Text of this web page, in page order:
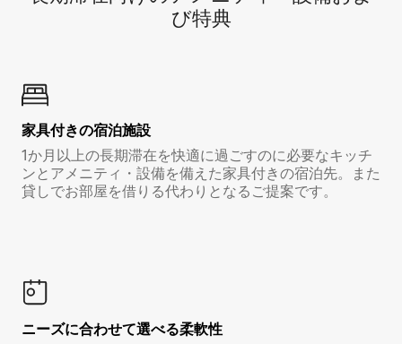
び特⁠典
家具付き⁠の宿⁠泊⁠施⁠設
1か月以上の長期滞在を快適に過ごすのに必要なキッチ
ンとアメニティ・設備を備えた家具付きの宿泊先。また
貸しでお部屋を借りる代わりとなるご提案です。
ニーズに合わせて選べる柔軟性